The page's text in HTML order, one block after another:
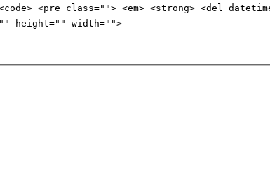
<pre class=""> <em> <strong> <del
height="" width="">